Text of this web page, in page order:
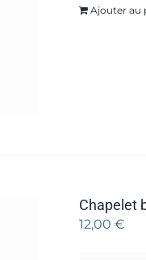
Ajouter au
Chapelet
12,00 €